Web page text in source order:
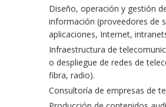
Diseño, operación y gestión
información (proveedores de
aplicaciones, Internet,
Infraestructura de
o despliegue de redes de
fibra, radio).
Consultoría de empresas de